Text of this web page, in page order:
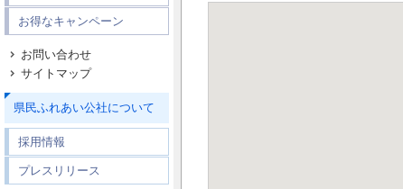
お得なキャンペーン
お問い合わせ
サイトマップ
県民ふれあい公社について
採用情報
プレスリリース